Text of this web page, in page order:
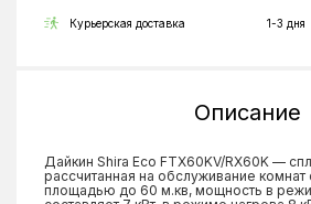
Курьерская доставка 1-3 дня
Описание
Дайкин Shira Eco FTX60KV/RX60K —
рассчитанная на обслуживание
площадью до 60 м.кв, мощность в